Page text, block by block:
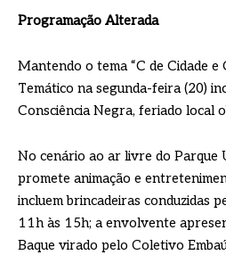
Programação Alterada
Mantendo o tema “C de Cidade e
Temático na segunda-feira (20)
Consciência Negra, feriado local
No cenário ao ar livre do Parque
promete animação e
incluem brincadeiras conduzidas
11h às 15h; a envolvente
Baque virado pelo Coletivo